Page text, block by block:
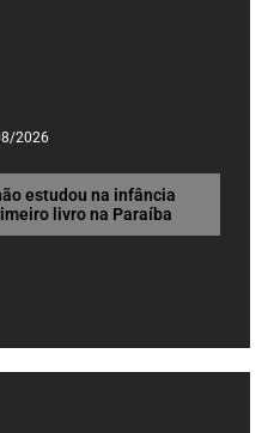
2026
estudou na infância
livro na Paraíba